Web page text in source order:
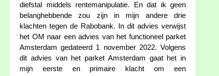
diefstal middels rentemanipulatie. En dat ik geen
belanghebbende zou zijn in mijn andere drie
klachten tegen de Rabobank. In dit advies verwijst
het OM naar een advies van het functioneel parket
Amsterdam gedateerd 1 november 2022. Volgens
dit advies van het parket Amsterdam gaat het in
mijn eerste en primaire klacht om een